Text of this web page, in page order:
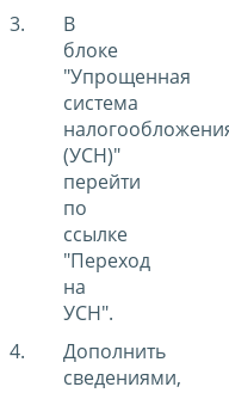
В
блоке
"Упрощенная
система
(УСН)"
перейти
по
ссылке
"Переход
на
УСН".
Дополнить
сведениями,